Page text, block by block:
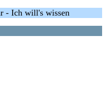
- Ich will's wissen